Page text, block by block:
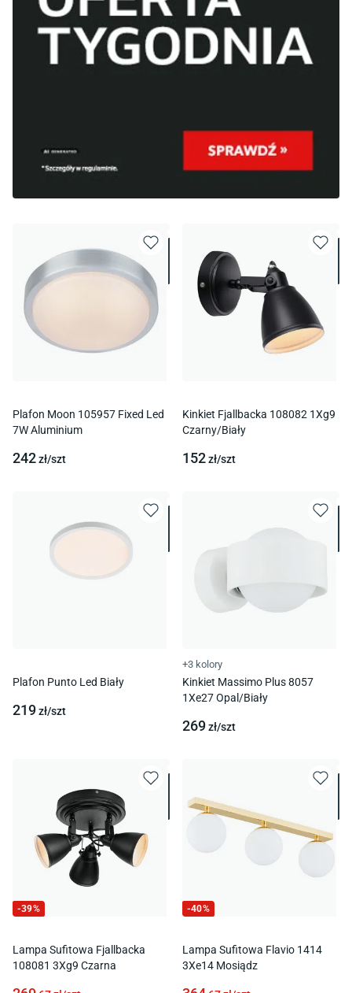
Plafon Moon 105957 Fixed Led
7W Aluminium
242zł/szt
Kinkiet Fjallbacka 108082 1Xg9
Czarny/Biały
152zł/szt
Plafon Punto Led Biały
219zł/szt
+3 kolory
Kinkiet Massimo Plus 8057
1Xe27 Opal/Biały
269zł/szt
-39%
Lampa Sufitowa Fjallbacka
108081 3Xg9 Czarna
-40%
Lampa Sufitowa Flavio 1414
3Xe14 Mosiądz